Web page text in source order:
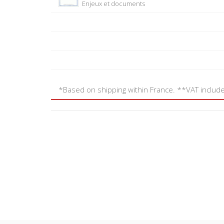
Enjeux et documents
*Based on shipping within France. **VAT